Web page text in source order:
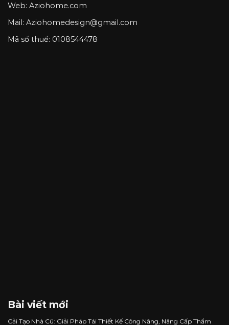
Web: Aziohome.com
Mail: Aziohomedesign@gmail.com
Mã số thuế: 0108544478
Bài viết mới
Cải Tạo Nhà Cũ: Giải Pháp Tái Thiết Kế Công Năng, Nâng Cấp Thẩm